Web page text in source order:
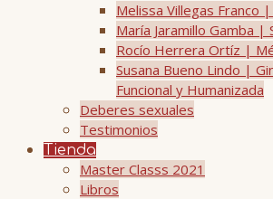
Melissa Villegas Franco
María Jaramillo Gamba |
Rocío Herrera Ortíz |
Susana Bueno Lindo |
Funcional y Humanizada
Deberes sexuales
Testimonios
Tienda
Master Classs 2021
Libros